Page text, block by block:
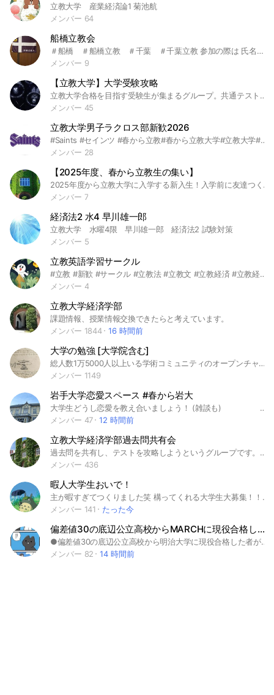
立教大学 産業経済論1 菊池航
メンバー 64
船橋立教会
＃船橋 ＃船橋立教 ＃千葉 ＃千葉立教 参加の際は 氏名（本名で）と卒年学部表記は氏名の後に、（H〇〇（西暦）学部名学科名）でお願いします。 例えば平成17年経済学部経済学科卒業なら、 （H17（2005）経済経済） 昭和は”S”で！
メンバー 9
【立教大学】大学受験攻略
立教大学合格を目指す受験生が集まるグループ。共通テストから二次試験まで、志望校合格を効率的に目指そう。解答戦略や勉強法、試験の直前対策など合格に必要な情報を共有。 #文学部 #異文化コミュニケーション学部 #経済学部 #経営学部 #理学部 #社会学部 #法学部 #観光学部 #コミュニティ福祉学部 #現代心理学部 #スポーツウエルネス学部 #環境学部 #受験勉強 #大学受験 #受験生 #高1 #高2 #高3 #浪人生 #共通テスト #二次試験 #一般入試 #総合型選抜 #推薦入試 #志望校 #合格 #偏差値 #模試 #過去問 #赤本 #参考書 #勉強法 #勉強垢 #塾 #予備校 #独学 #東大 #京大 #早慶 #MARCH #関関同立 #旧帝大 #国公立 #私立大学 #医学部 #難関大 #英語 #英単語 #英文法 #リスニング #国語 #現代文 #古文 #漢文 #数学 #数学IA #数学IIB #数学IIIC #物理 #化学 #生物 #地学 #世界史 #日本史 #地理 #倫理 #政治経済 #情報I
メンバー 45
立教大学男子ラクロス部新歓2026
#Saints #セインツ #春から立教#春から立教大学#立教大学#立教#ラクロス#ラクロス部＃男子ラクロス ＃男子ラクロス部 #プレイヤー募集 ＃スタッフ募集＃マネージャー募集#経営学部 #社会学部＃経済学部＃法学部#文学部＃理学部＃観光学部#心理学部#スポーツウェルネス学部#コミュニティ福祉学部#異文化コミュニケーション学部#GLAP #立教好きと繋がりたい ＃2026#立教新歓# 立教大学体育会
メンバー 28
【2025年度、春から立教生の集い】
2025年度から立教大学に入学する新入生！入学前に友達つくろう！ #立教大学 #立教 #春から立教 #経営学部 #経済学部 #社会学部 #法学部 #文学部 #異文化コミュニケーション学部
メンバー 7
経済法2 水4 早川雄一郎
立教大学 水曜4限 早川雄一郎 経済法2 試験対策
メンバー 5
立教英語学習サークル
#立教 #新歓 #サークル #立教法 #立教文 #立教経済 #立教経営 #立教異文化 #立教社学 #立教観光 #立教コミュ福 #立教現代心理 #立教スポーツ #法学部 #文学部 #経済学部 #経営学部 #異文化コミュニケーション学部 #社会学部 #観光学部 #コミュニティ福祉学部 #現代心理学部 #映像身体 #スポーツウェルネス学部 #理学部 #GLP #英米文 #ESS #春から立教 #英語学習 #TOEIC #IELTS #TOEFL
メンバー 4
立教大学経済学部
課題情報、授業情報交換できたらと考えています。
メンバー 1844
16 時間前
大学の勉強 [大学院含む]
総人数1万5000人以上いる学術コミュニティのオープンチャット支部です。 大学、大学院の勉強を、学生、社会人が教えます。 文系理系を問いません。 雑談も自由です。発言内容も自由です。 「自由で開かれた学び」がコンセプトです。 高専・通信制大学の方も歓迎です。 <大学生・大学院・社会人メイン> 学問 勉強 院試 交流の場 情報共有雑談 お悩み相談 助け合い 教育 ＊社会人で大学生に勉強を教えてくれる方を歓迎します。 医学部 国立 私立 司法試験 教員免許 獣医 数学 物理 宇宙 素粒子 生物 化学 理工 商学部 法学部 理系 心理学部 理学部 薬学部 文学部 教育学部 医学科 工学部 経営学部 看護 農学部 情報学部 プログラミング 政治 経済 マクロ ミクロ 文学 芸術 哲学 MBA 大学院 就活 塾講師 研究者 修士 博士 TOEFL 編入 新入生 春から 国家試験 院試 勉強法 旧帝大 東京大 東大 京都大 京大 北海道大 北大 東北大 難関大 筑波大 神戸大 神大 横浜国立大 横国 名古屋大 名大 大阪大 阪大 早稲田 慶應義塾大 早慶 慶応 東京外国語大 東京工業大 東工大 一橋大 九州大 九大 千葉大 広島大 東京農工大 国際教養大 岡山大 金沢大 電気通信大 電通大 東京都立大 京都工芸繊維大 お茶の水女子大 ICU 中央大 東京理科大 上智大 上智 大阪府立大 名古屋工業大 名工大 熊本大 同志社 新潟大・ 静岡大 外大 埼玉大 岐阜大・三重大・東京学芸大・立教 マーチ 信州大 明治大 東京藝術大 明治 関西学院 関関同立 長崎大・青山学院 青学 立命館 群馬大 山形大 鹿児島大 東京海洋大 弘前大・山梨大・津田塾大 国立 岩手大・富山大・愛媛大・徳島大・山口大・都留文科大・立命館大 法政大 関西大・秋田大・福島大 芝浦工業大 南山 学習院 琉球大 成蹊大 明治学院 近畿大・日本大 駒澤大・東洋大 専修大・京都産業 日本女子 東京女子大 女子大 西南学院 神奈川大 京都産業大 福岡大 恋愛 天使 癒し 平和 友達 女子 男子 大人 子供 青春 夢 希望 感謝 ありがとう 笑顔 絆 真実 心 安心 目標 自己実現 学び直し 天才 IQ ちいかわ 可愛い 漫画 ゲーム アニメ 音楽
メンバー 1149
岩手大学恋愛スペース #春から岩大
大学生どうし恋愛を教え合いましょう！ (雑談も) <大学生・大学院生限定> 交流の場 情報共有 相談 雑談 助け合い 語学 英検 人間関係 恋愛 ＊高校生以下は参加禁止！！ ＊社会人で大学生に勉強を教えてくれる方は歓迎です。 #春から岩大 医学部 司法試験 教員免許 獣医 数学 物理 生物 化学 理工 商学部 法学部 理系 心理学部 理学部 薬学部 文学部 教育学部 医学科 工学部 経営学部 看護 農学部 情報学部 プログラミング 政治 経済学部 MBA 大学院 TOEFL 編入 投資 新入生 春から 国家試験 院試 勉強法 旧帝大 東京大 東大 京都大 京大 北海道大 北大 東北大 難関大 筑波大 神戸大 神大 横浜国立大 横国 名古屋大 名大 大阪大 阪大 早稲田大 早稲田 慶應義塾大 慶應大 慶応 東京外国語大 東京工業大 東工大 一橋大 九州大 千葉大 広島大 大阪市立大 名古屋市立大 東京農工大 国際教養大 岡山大 金沢大 電気通信大 電通大 東京都立大 京都工芸繊維大 お茶の水女子大 ICU 中央大 東京理科大 理科大 上智大 上智 大阪府立大 名古屋工業大 名工大 熊本大 奈良女子大 京都府立大 同志社 同志社大 新潟大・ 静岡大・神戸市外国語大 滋賀大・埼玉大 岐阜大・三重大・東京学芸大・小樽商科大 立教大 立教 march 信州大 埼玉県立大 大阪教育大 兵庫県立大 香川大 明治大 東京藝術大 明治 関西学院 関関同立 長崎大・青山学院 青学 高学歴 立命 群馬大 山形大 鹿児島大 東京海洋大 弘前大・山梨大・和歌山大・津田塾大 国立大 岩手大・富山大・愛媛大・徳島大・山口大・高崎経済大・愛知県立大・都留文科大・立命館大 法政大 法政 関西大・秋田大・福島大・福井大・大分大・鳥取大・茨城大・北九州市立大 芝浦工業大 芝浦 島根大 南山大・南山 学習院 宮崎大・高知大 佐賀大・奈良県立大・琉球大 室蘭工業大 成蹊大 明治学院 武蔵大・成城大・國學院 獨協大・近畿大・日本大 日大 駒澤大・東洋大 専修大・京都産業 日本女子 東京女子大 龍谷大 甲南大 西南学院 東北学院 文教大 東京経済大 東京都市大 二松学舎大 神奈川大 愛知工業大 京都産業大 松山大 福岡大 千葉工業大 亜細亜大 東海大 中京大 名城
メンバー 47
12 時間前
立教大学経済学部過去問共有会
過去問を共有し、テストを攻略しようというグループです。みなさんもじゃんじゃん過去問をノートに掲載していきましょう！
メンバー 436
暇人大学生おいで！
主が暇すぎてつくりました笑 構ってくれる大学生大募集！！！！！🤣 雑談、謎解き、ゲーム、相談なんでもお話しましょ！ 浮上率高めだと嬉しい笑 と書いていた何年か前の主ですが、大学を卒業し暇ではなくなっちゃいました笑 後継人募集してます！少数精鋭もやめます！字数足りn #学生 院生 雑談 勉強 趣味 サークル 新入生 悩み 暇 起業 投資 新歓 大学院 就職 インターン 退学 バイト オープンチャット 釣り 映画 一人暮らし 男 芸人 旅行 宿題 麻雀 女 野球 将来 恋愛 筋トレ ダイエット サッカー スポーツ 自由 健康 報告 田舎 コロナ 東京大 京都大・一橋大・東京工業大・大阪大 東北大・名古屋大・慶應義塾大・早稲田 北海道大・筑波大・神戸大・横浜国立大・東京外国語大・・九州大 千葉大・広島大・大阪市立大・名古屋市立大・東京農工大・国際教養大 岡山大・金沢大・電気通信大・京都工芸繊維大・お茶の水女子大・東京理科大・上智大 大阪府立大・名古屋工業大・熊本大・奈良女子大・京都府立大・新潟大・ 静岡大・神戸市外国語大・滋賀大・埼玉大・岐阜大・横浜市立大・三重大・東京学芸大・小樽商科大・立教大・同志社信州大・大阪教育大・香川大・中央大明治大・関西学院 長崎大・山形大・鹿児島大・東京海洋大・静岡県立大・青山学院大・群馬大・弘前大・山梨大・和歌山大・津田塾大 岩手大・富山大・愛媛大・徳島大・山口大・高崎経済大・愛知県立大・都留文科大・立命館 法政大・関西大・秋田大・福島大・福井大・大分大・鳥取大・茨城大・北九州市立大・芝浦工大・島根大・南山大・学習院大 宮崎大・高知大・佐賀大・奈良県立大・琉球大・室蘭工大 成蹊大・明治学院大・武蔵大・成城大・國學院大 獨協大・近畿大・日本大・駒澤大・東洋大・専修大・京都産業大・日本女子大・東京女子大・龍谷大・甲南大・西南学院大 東北学院大学・文教大学・東京経済大学・東京都市大学・二松学舎大学・立正大学・神奈川大学・愛知工業大学・愛知淑徳大学・京都産業大学・佛教大学・福岡大学・北海学園大・千葉工業大・亜細亜大・桜美林大・大正大・拓殖大・玉川大・東海大 金沢工業大・愛知学院大・中部大・大阪経済大・大阪工業大・摂南大・広島修道大 国士舘大・大東文化大・帝京大・関東学院大・明星大 追手門学院大・桃山学院大・神戸学院大
メンバー 141
たった今
偏差値30の底辺公立高校からMARCHに現役合格した者が受験生の質問に答えるよ
●偏差値30の底辺公立高校から明治大学に現役合格した者が受験生の質問に答えます ・MARCHにショートカットで合格する方法（科目の選び方から穴場学部まで）教えます ・大学受験で逆転したいが、何を始めればいいか分からない高1高2生にもおすすめです ●管理人の合格した学部 ・明治大学商学部（全学部入試） ・明治大学法学部（全学部入試） ・明治大学経営学部（全学部入試） ・明治大学文学部英文（全学部入試） ・中央大学文学部中文（一般入試） ※第一志望は早稲田大学商学部でしたが、英語僅差で不合格 ※社会は日本史or政治経済選択 #MARCH #逆転合格 #底辺高校 #明治 #青学 #立教 #中央 #法政
メンバー 82
14 時間前